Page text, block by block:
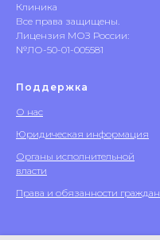
Клиника
Все права защищены.
Лицензия МОЗ России:
№ЛО-50-01-005581
Поддержка
О нас
Юридическая информация
Органы исполнительной
власти
Права и обязанности граждан